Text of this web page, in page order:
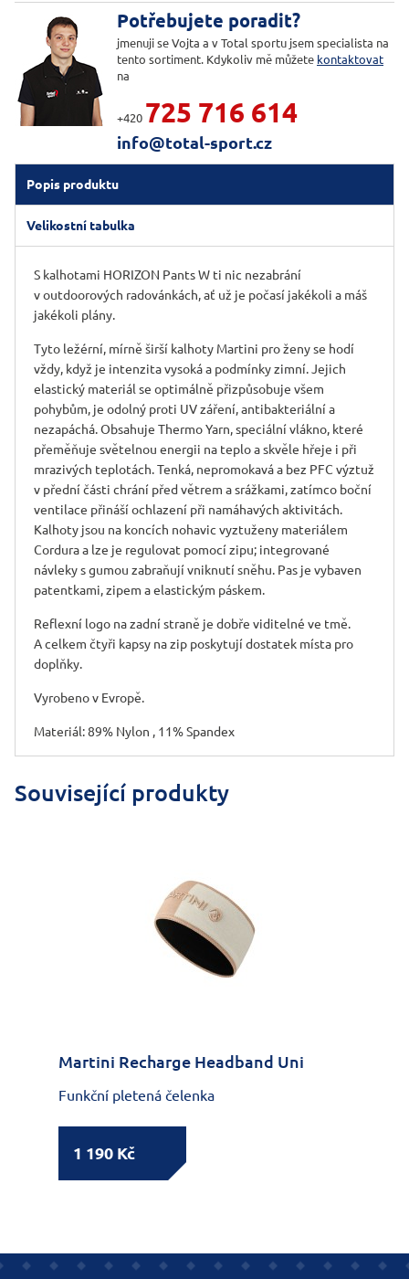
Potřebujete poradit?
jmenuji se Vojta a v Total sportu jsem specialista na
tento sortiment. Kdykoliv mě můžete kontaktovat
na
+420 725 716 614
info@total-sport.cz
Popis produktu
Velikostní tabulka
S kalhotami HORIZON Pants W ti nic nezabrání
v outdoorových radovánkách, ať už je počasí jakékoli a máš
jakékoli plány.
Tyto ležérní, mírně širší kalhoty Martini pro ženy se hodí
vždy, když je intenzita vysoká a podmínky zimní. Jejich
elastický materiál se optimálně přizpůsobuje všem
pohybům, je odolný proti UV záření, antibakteriální a
nezapáchá. Obsahuje Thermo Yarn, speciální vlákno, které
přeměňuje světelnou energii na teplo a skvěle hřeje i při
mrazivých teplotách. Tenká, nepromokavá a bez PFC výztuž
v přední části chrání před větrem a srážkami, zatímco boční
ventilace přináší ochlazení při namáhavých aktivitách.
Kalhoty jsou na koncích nohavic vyztuženy materiálem
Cordura a lze je regulovat pomocí zipu; integrované
návleky s gumou zabraňují vniknutí sněhu. Pas je vybaven
patentkami, zipem a elastickým páskem.
Reflexní logo na zadní straně je dobře viditelné ve tmě.
A celkem čtyři kapsy na zip poskytují dostatek místa pro
doplňky.
Vyrobeno v Evropě.
Materiál: 89% Nylon , 11% Spandex
Související produkty
Martini Recharge Headband Uni
Funkční pletená čelenka
1 190 Kč